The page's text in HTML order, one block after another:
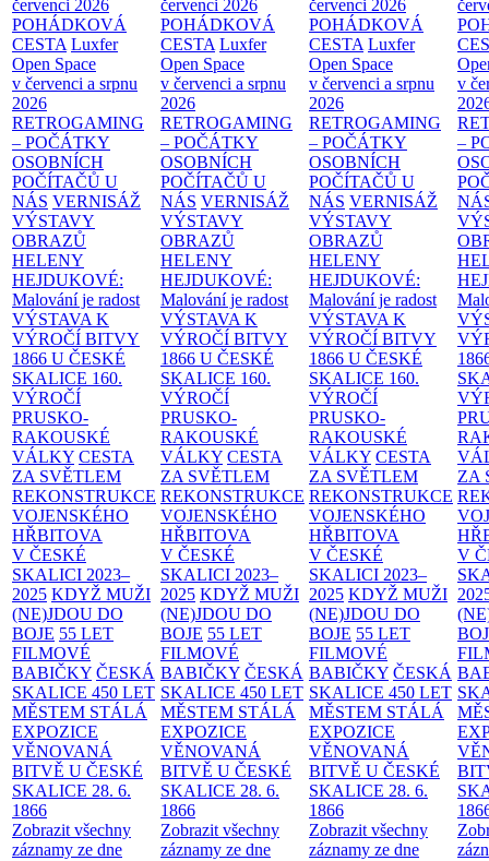
červenci 2026
POHÁDKOVÁ
CESTA Luxfer
Open Space
v červenci a srpnu
2026
RETROGAMING
– POČÁTKY
OSOBNÍCH
POČÍTAČŮ U
NÁS VERNISÁŽ
VÝSTAVY
OBRAZŮ
HELENY
HEJDUKOVÉ:
Malování je radost
VÝSTAVA K
VÝROČÍ BITVY
1866 U ČESKÉ
SKALICE 160.
VÝROČÍ
PRUSKO-
RAKOUSKÉ
VÁLKY CESTA
ZA SVĚTLEM
REKONSTRUKCE
VOJENSKÉHO
HŘBITOVA
V ČESKÉ
SKALICI 2023–
2025 KDYŽ MUŽI
(NE)JDOU DO
BOJE 55 LET
FILMOVÉ
BABIČKY ČESKÁ
SKALICE 450 LET
MĚSTEM STÁLÁ
EXPOZICE
VĚNOVANÁ
BITVĚ U ČESKÉ
SKALICE 28. 6.
1866
Zobrazit všechny
záznamy ze dne
červenci 2026
POHÁDKOVÁ
CESTA Luxfer
Open Space
v červenci a srpnu
2026
RETROGAMING
– POČÁTKY
OSOBNÍCH
POČÍTAČŮ U
NÁS VERNISÁŽ
VÝSTAVY
OBRAZŮ
HELENY
HEJDUKOVÉ:
Malování je radost
VÝSTAVA K
VÝROČÍ BITVY
1866 U ČESKÉ
SKALICE 160.
VÝROČÍ
PRUSKO-
RAKOUSKÉ
VÁLKY CESTA
ZA SVĚTLEM
REKONSTRUKCE
VOJENSKÉHO
HŘBITOVA
V ČESKÉ
SKALICI 2023–
2025 KDYŽ MUŽI
(NE)JDOU DO
BOJE 55 LET
FILMOVÉ
BABIČKY ČESKÁ
SKALICE 450 LET
MĚSTEM STÁLÁ
EXPOZICE
VĚNOVANÁ
BITVĚ U ČESKÉ
SKALICE 28. 6.
1866
Zobrazit všechny
záznamy ze dne
červenci 2026
POHÁDKOVÁ
CESTA Luxfer
Open Space
v červenci a srpnu
2026
RETROGAMING
– POČÁTKY
OSOBNÍCH
POČÍTAČŮ U
NÁS VERNISÁŽ
VÝSTAVY
OBRAZŮ
HELENY
HEJDUKOVÉ:
Malování je radost
VÝSTAVA K
VÝROČÍ BITVY
1866 U ČESKÉ
SKALICE 160.
VÝROČÍ
PRUSKO-
RAKOUSKÉ
VÁLKY CESTA
ZA SVĚTLEM
REKONSTRUKCE
VOJENSKÉHO
HŘBITOVA
V ČESKÉ
SKALICI 2023–
2025 KDYŽ MUŽI
(NE)JDOU DO
BOJE 55 LET
FILMOVÉ
BABIČKY ČESKÁ
SKALICE 450 LET
MĚSTEM STÁLÁ
EXPOZICE
VĚNOVANÁ
BITVĚ U ČESKÉ
SKALICE 28. 6.
1866
Zobrazit všechny
záznamy ze dne
v
–
ZA
V